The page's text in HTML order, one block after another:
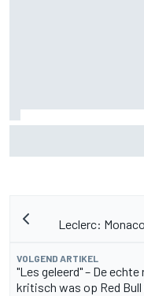
Leclerc:
VOLGEND ARTIKEL
"Les geleerd" – De
kritisch was op Red Bull